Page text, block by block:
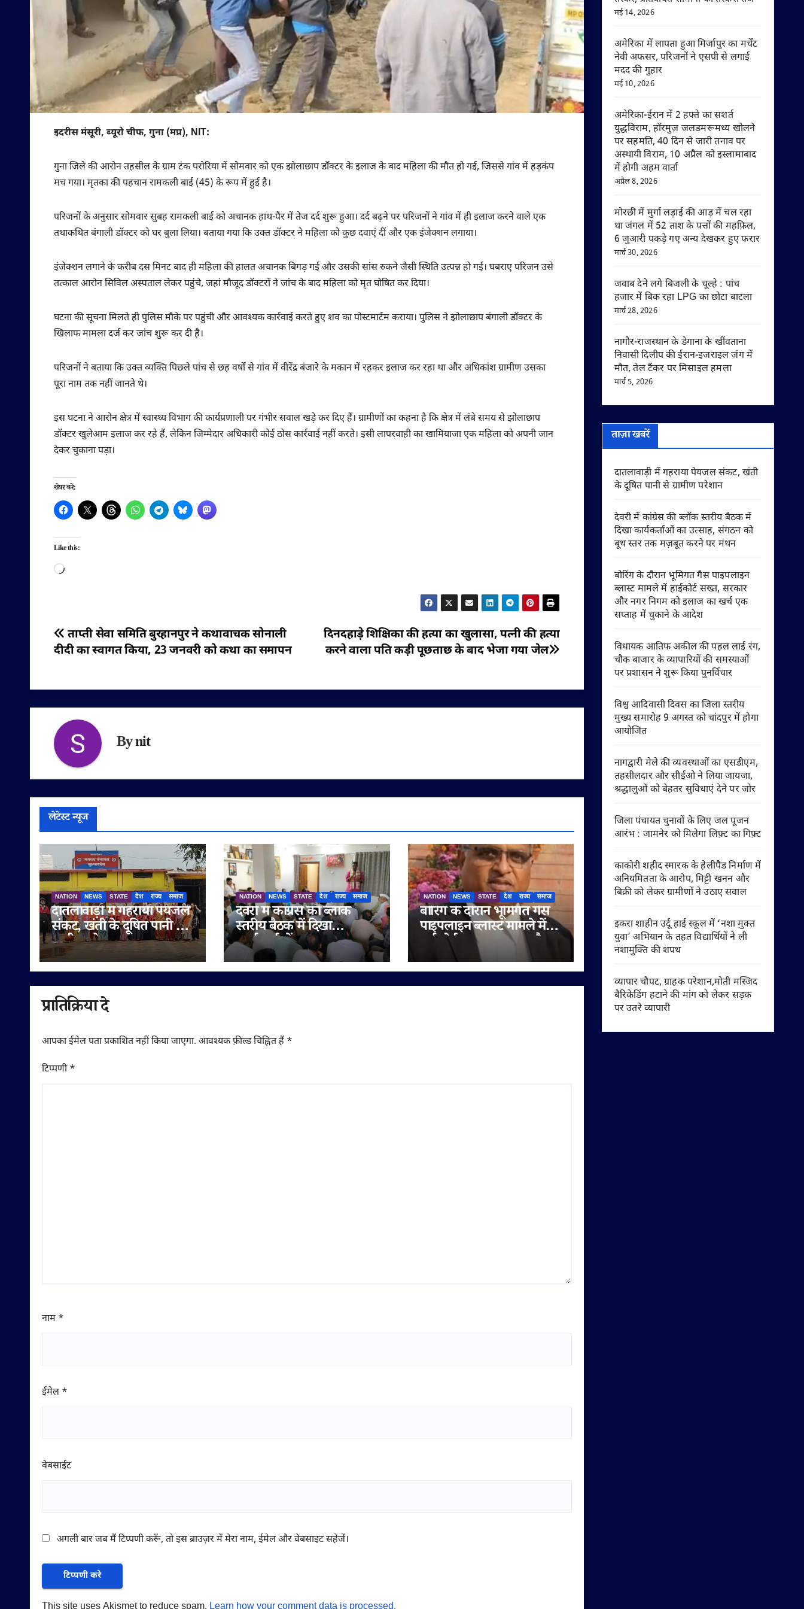
इदरीस मंसूरी, ब्यूरो चीफ, गुना (मप्र), NIT:
गुना जिले की आरोन तहसील के ग्राम टंक परोरिया में सोमवार को एक झोलाछाप डॉक्टर के इलाज के बाद महिला की मौत हो गई, जिससे गांव में हड़कंप
मच गया। मृतका की पहचान रामकली बाई (45) के रूप में हुई है।
परिजनों के अनुसार सोमवार सुबह रामकली बाई को अचानक हाथ-पैर में तेज दर्द शुरू हुआ। दर्द बढ़ने पर परिजनों ने गांव में ही इलाज करने वाले एक
तथाकथित बंगाली डॉक्टर को घर बुला लिया। बताया गया कि उक्त डॉक्टर ने महिला को कुछ दवाएं दीं और एक इंजेक्शन लगाया।
इंजेक्शन लगाने के करीब दस मिनट बाद ही महिला की हालत अचानक बिगड़ गई और उसकी सांस रुकने जैसी स्थिति उत्पन्न हो गई। घबराए परिजन उसे
तत्काल आरोन सिविल अस्पताल लेकर पहुंचे, जहां मौजूद डॉक्टरों ने जांच के बाद महिला को मृत घोषित कर दिया।
घटना की सूचना मिलते ही पुलिस मौके पर पहुंची और आवश्यक कार्रवाई करते हुए शव का पोस्टमार्टम कराया। पुलिस ने झोलाछाप बंगाली डॉक्टर के
खिलाफ मामला दर्ज कर जांच शुरू कर दी है।
परिजनों ने बताया कि उक्त व्यक्ति पिछले पांच से छह वर्षों से गांव में वीरेंद्र बंजारे के मकान में रहकर इलाज कर रहा था और अधिकांश ग्रामीण उसका
पूरा नाम तक नहीं जानते थे।
इस घटना ने आरोन क्षेत्र में स्वास्थ्य विभाग की कार्यप्रणाली पर गंभीर सवाल खड़े कर दिए हैं। ग्रामीणों का कहना है कि क्षेत्र में लंबे समय से झोलाछाप
डॉक्टर खुलेआम इलाज कर रहे हैं, लेकिन जिम्मेदार अधिकारी कोई ठोस कार्रवाई नहीं करते। इसी लापरवाही का खामियाजा एक महिला को अपनी जान
देकर चुकाना पड़ा।
शेयर करें:
Like this:
Loading…
पोस्ट
नेविगेशन
दिनदहाड़े शिक्षिका की हत्या का खुलासा, पत्नी की हत्या
करने वाला पति कड़ी पूछताछ के बाद भेजा गया जेल
ताप्ती सेवा समिति बुरहानपुर ने कथावाचक सोनाली
दीदी का स्वागत किया, 23 जनवरी को कथा का समापन
Bynit
लेटेस्ट न्यूज
NATION NEWS STATE देश राज्य समाज
दातलावाड़ी में गहराया पेयजल
संकट, खंती के दूषित पानी से
ग्रामीण परेशान
NATION NEWS STATE देश राज्य समाज
देवरी में कांग्रेस की ब्लॉक
स्तरीय बैठक में दिखा
कार्यकर्ताओं का उत्साह,
संगठन को बूथ स्तर तक
मज़बूत करने पर मंथन
NATION NEWS STATE देश राज्य समाज
बोरिंग के दौरान भूमिगत गैस
पाइपलाइन ब्लास्ट मामले में
हाईकोर्ट सख्त, सरकार और
नगर निगम को इलाज का खर्च
एक सप्ताह में चुकाने के आदेश
प्रातिक्रिया दे
आपका ईमेल पता प्रकाशित नहीं किया जाएगा. आवश्यक फ़ील्ड चिह्नित हैं *
टिप्पणी*
नाम *
ईमेल *
वेबसाईट
अगली बार जब मैं टिप्पणी करूँ, तो इस ब्राउज़र में मेरा नाम, ईमेल और वेबसाइट सहेजें।
मई 14, 2026
अमेरिका में लापता हुआ मिर्जापुर का मर्चेंट
नेवी अफसर, परिजनों ने एसपी से लगाई
मदद की गुहार
मई 10, 2026
अमेरिका-ईरान में 2 हफ्ते का सशर्त
युद्धविराम, हॉरमुज़ जलडमरूमध्य खोलने
पर सहमति, 40 दिन से जारी तनाव पर
अस्थायी विराम, 10 अप्रैल को इस्लामाबाद
में होगी अहम वार्ता
अप्रैल 8, 2026
मोरछी में मुर्गा लड़ाई की आड़ में चल रहा
था जंगल में 52 ताश के पत्तों की महफ़िल,
6 जुआरी पकड़े गए अन्य देखकर हुए फरार
मार्च 30, 2026
जवाब देने लगे बिजली के चूल्हे : पांच
हजार में बिक रहा LPG का छोटा बाटला
मार्च 28, 2026
नागौर-राजस्थान के डेगाना के खींवताना
निवासी दिलीप की ईरान-इजराइल जंग में
मौत, तेल टैंकर पर मिसाइल हमला
मार्च 5, 2026
ताज़ा खबरें
दातलावाड़ी में गहराया पेयजल संकट, खंती
के दूषित पानी से ग्रामीण परेशान
देवरी में कांग्रेस की ब्लॉक स्तरीय बैठक में
दिखा कार्यकर्ताओं का उत्साह, संगठन को
बूथ स्तर तक मज़बूत करने पर मंथन
बोरिंग के दौरान भूमिगत गैस पाइपलाइन
ब्लास्ट मामले में हाईकोर्ट सख्त, सरकार
और नगर निगम को इलाज का खर्च एक
सप्ताह में चुकाने के आदेश
विधायक आतिफ अकील की पहल लाई रंग,
चौक बाजार के व्यापारियों की समस्याओं
पर प्रशासन ने शुरू किया पुनर्विचार
विश्व आदिवासी दिवस का जिला स्तरीय
मुख्य समारोह 9 अगस्त को चांदपुर में होगा
आयोजित
नागद्वारी मेले की व्यवस्थाओं का एसडीएम,
तहसीलदार और सीईओ ने लिया जायजा,
श्रद्धालुओं को बेहतर सुविधाएं देने पर जोर
जिला पंचायत चुनावों के लिए जल पूजन
आरंभ : जामनेर को मिलेगा लिफ़्ट का गिफ़्ट
काकोरी शहीद स्मारक के हेलीपैड निर्माण में
अनियमितता के आरोप, मिट्टी खनन और
बिक्री को लेकर ग्रामीणों ने उठाए सवाल
इकरा शाहीन उर्दू हाई स्कूल में ‘नशा मुक्त
युवा’ अभियान के तहत विद्यार्थियों ने ली
नशामुक्ति की शपथ
व्यापार चौपट, ग्राहक परेशान,मोती मस्जिद
बैरिकेडिंग हटाने की मांग को लेकर सड़क
पर उतरे व्यापारी